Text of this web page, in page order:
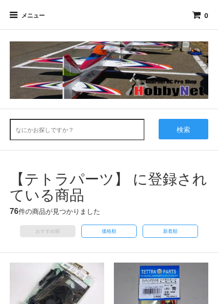
メニュー 0
検索
【テトラパーツ】 に登録され
ている商品
76件の商品が見つかりました
おすすめ順 価格順 新着順